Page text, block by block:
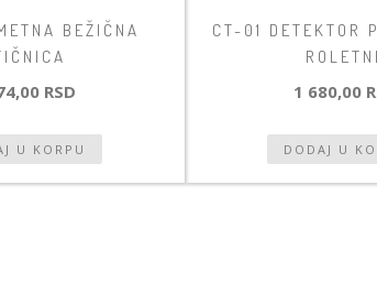
BEŽIČNA
RSD
CT-01 DETEKTOR
1 680,00